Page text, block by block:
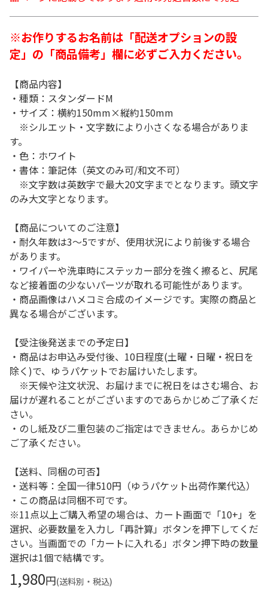
※お作りするお名前は「配送オプションの設
定」の「商品備考」欄に必ずご入力ください。
【商品内容】
・種類：スタンダードM
・サイズ：横約150mm×縦約150mm
※シルエット・文字数により小さくなる場合がありま
す。
・色：ホワイト
・書体：筆記体（英文のみ可/和文不可）
※文字数は英数字で最大20文字までとなります。頭文字
のみ大文字となります。
【商品についてのご注意】
・耐久年数は3～5ですが、使用状況により前後する場合
があります。
・ワイパーや洗車時にステッカー部分を強く擦ると、尻尾
など接着面の少ないパーツが取れる可能性があります。
・商品画像はハメコミ合成のイメージです。実際の商品と
異なる場合がございます。
【受注後発送までの予定日】
・商品はお申込み受付後、10日程度(土曜・日曜・祝日を
除く)で、ゆうパケットでお届けいたします。
※天候や注文状況、お届けまでに祝日をはさむ場合、お
届けが遅れることがございますのであらかじめご了承くだ
さい。
・のし紙及び二重包装のご指定はできません。あらかじめ
ご了承ください。
【送料、同梱の可否】
・送料等：全国一律510円（ゆうパケット出荷作業代込）
・この商品は同梱不可です。
※11点以上ご購入希望の場合は、カート画面で「10+」を
選択、必要数量を入力し「再計算」ボタンを押下してくだ
さい。当画面での「カートに入れる」ボタン押下時の数量
選択は1個で結構です。
1,980円(送料別・税込)